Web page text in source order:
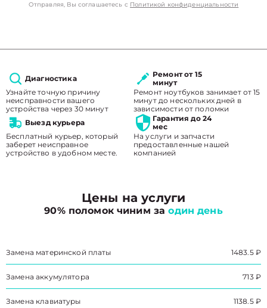
Отправляя, Вы соглашаетесь с Политикой конфиденциальности
Диагностика
Узнайте точную причину
неисправности вашего
устройства через 30 минут
Ремонт от 15
минут
Ремонт ноутбуков занимает от 15
минут до нескольких дней в
зависимости от поломки
Выезд курьера
Бесплатный курьер, который
заберет неисправное
устройство в удобном месте.
Гарантия до 24
мес
На услуги и запчасти
предоставленные нашей
компанией
Цены на услуги
90% поломок чиним заодин день
Замена материнской платы 1483.5 ₽
Замена аккумулятора 713 ₽
Замена клавиатуры 1138.5 ₽